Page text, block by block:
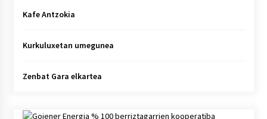
Kafe Antzokia
Kurkuluxetan umegunea
Zenbat Gara elkartea